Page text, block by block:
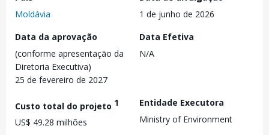
Moldávia
1 de junho de 2026
Data da aprovação
(conforme apresentação da
Diretoria Executiva)
25 de fevereiro de 2027
Data Efetiva
N/A
Custo total do projeto 1
US$ 49.28 milhões
Entidade Executora
Ministry of Environment